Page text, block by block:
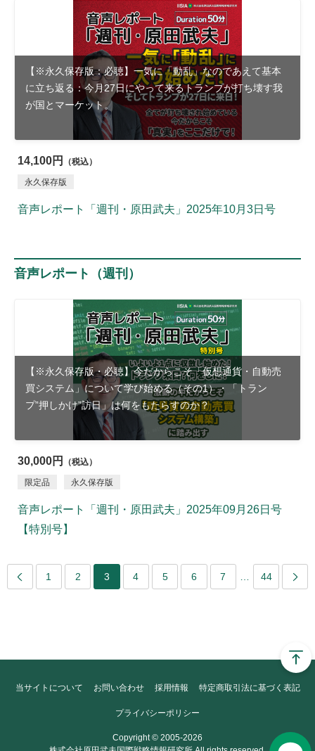
【※永久保存版：必聴】一気に「動乱」なのであえて基本
に立ち返る：今月27日にやって来るトランプが打ち壊す我
が国とマーケット。
14,100円 （税込）
永久保存版
音声レポート「週刊・原田武夫」2025年10月3日号
音声レポート（週刊）
【※永久保存版・必聴】今だからこそ「仮想通貨・自動売
買システム」について学び始める（その1）・「トラン
プ”押しかけ”訪日」は何をもたらすのか？
30,000円 （税込）
限定品 永久保存版
音声レポート「週刊・原田武夫」2025年09月26日号
【特別号】
1 2 3 4 5 6 7 44
当サイトについて お問い合わせ 採用情報 特定商取引法に基づく表記
プライバシーポリシー
Copyright © 2005-2026